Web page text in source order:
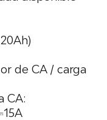
de CA / carga
CA: